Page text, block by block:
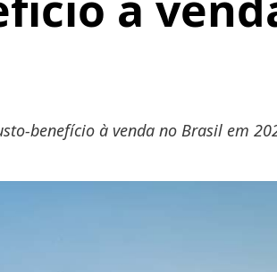
benefício à venda no Brasil em